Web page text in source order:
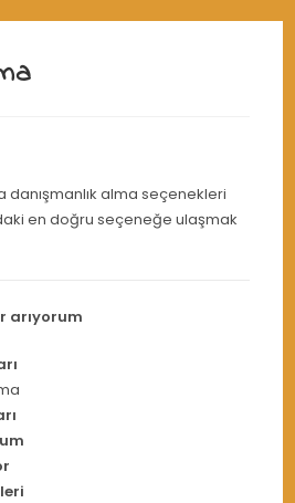
danışmanlık alma seçenekleri
en doğru seçeneğe ulaşmak
arıyorum